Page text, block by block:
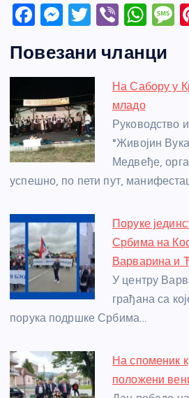
F
c
e
b
o
o
k
M
ss
e
n
g
er
T
itt
er
Vi
er
W
at
s
p
p
a
e
Повезани чланци
На Сабору у
младо
Руководство
"Живојин
Медвеђе,
успешно, по пети пут,
Поруке
Србима на
Варварина и
У центру
грађана са
порука подршке Србима…
На споменик
положени